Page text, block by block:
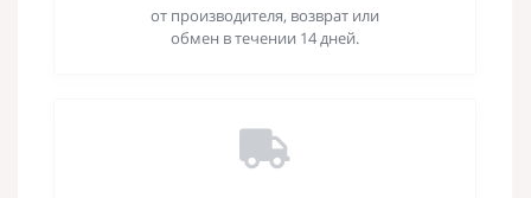
от производителя, возврат или
обмен в течении 14 дней.